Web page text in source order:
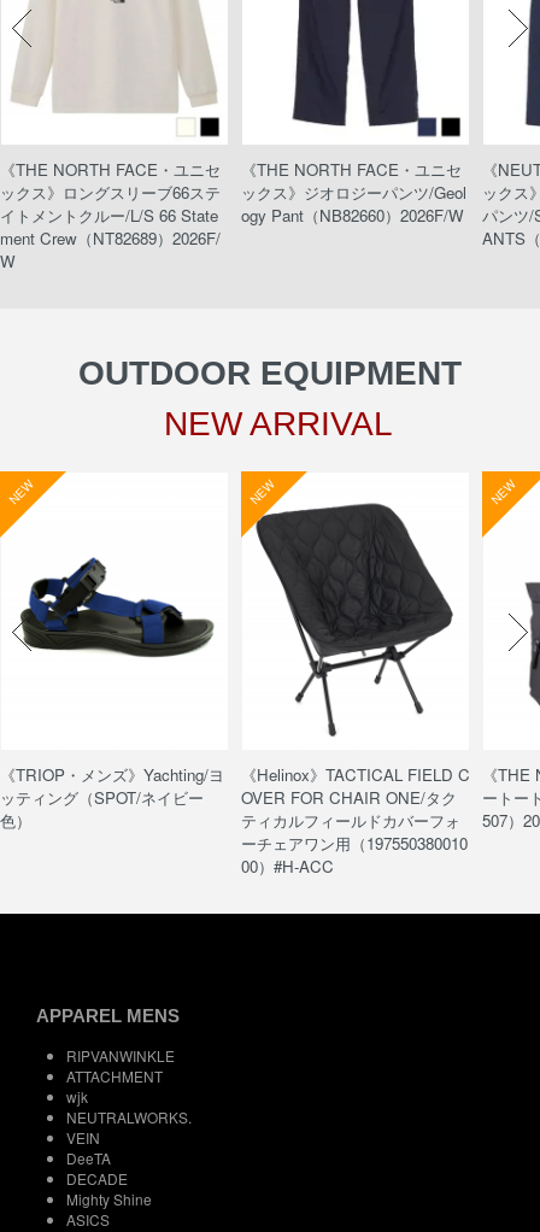
《THE NORTH FACE・ユニセ
ックス》ロングスリーブ66ステ
イトメントクルー/L/S 66 State
ment Crew（NT82689）2026F/
W
《THE NORTH FACE・ユニセ
ックス》ジオロジーパンツ/Geol
ogy Pant（NB82660）2026F/W
《
ックス
パンツ
ANTS
OUTDOOR EQUIPMENT
NEW ARRIVAL
NEW
《TRIOP・メンズ》Yachting/ヨ
ッティング（SPOT/ネイビー
色）
NEW
《Helinox》TACTICAL FIELD C
OVER FOR CHAIR ONE/タク
ティカルフィールドカバーフォ
ーチェアワン用（197550380010
00）#H-ACC
NEW
《
ートー
507）
APPAREL MENS
RIPVANWINKLE
ATTACHMENT
wjk
NEUTRALWORKS.
VEIN
DeeTA
DECADE
Mighty Shine
ASICS